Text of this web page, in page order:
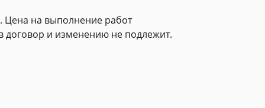
Цена на выполнение работ
договор и изменению не подлежит.